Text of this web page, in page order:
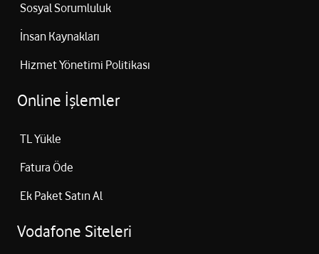
Sosyal Sorumluluk
İnsan Kaynakları
Hizmet Yönetimi Politikası
Online İşlemler
TL Yükle
Fatura Öde
Ek Paket Satın Al
Vodafone Siteleri